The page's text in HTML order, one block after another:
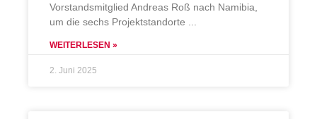
Vorstandsmitglied Andreas Roß nach Namibia,
um die sechs Projektstandorte
WEITERLESEN »
2. Juni 2025